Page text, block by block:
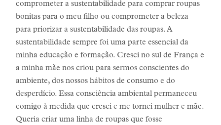
comprometer a sustentabilidade para comprar roupas
bonitas para o meu filho ou comprometer a beleza
para priorizar a sustentabilidade das roupas. A
sustentabilidade sempre foi uma parte essencial da
minha educação e formação. Cresci no sul de França e
a minha mãe nos criou para sermos conscientes do
ambiente, dos nossos hábitos de consumo e do
desperdício. Essa consciência ambiental permaneceu
comigo à medida que cresci e me tornei mulher e mãe.
Queria criar uma linha de roupas que fosse